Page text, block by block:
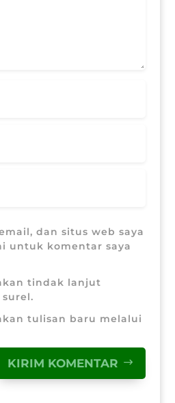
dan situs web saya
untuk komentar saya
tindak lanjut
tulisan baru melalui
KIRIM KOMENTAR